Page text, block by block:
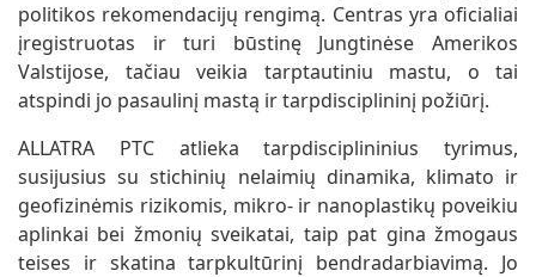
politikos rekomendacijų rengimą. Centras yra oficialiai
įregistruotas ir turi būstinę Jungtinėse Amerikos
Valstijose, tačiau veikia tarptautiniu mastu, o tai
atspindi jo pasaulinį mastą ir tarpdisciplininį požiūrį.
ALLATRA PTC atlieka tarpdisciplininius tyrimus,
susijusius su stichinių nelaimių dinamika, klimato ir
geofizinėmis rizikomis, mikro- ir nanoplastikų poveikiu
aplinkai bei žmonių sveikatai, taip pat gina žmogaus
teises ir skatina tarpkultūrinį bendradarbiavimą. Jo